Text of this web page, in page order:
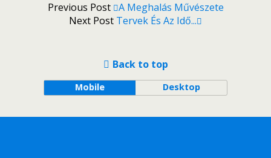
Previous Post A Meghalás Művészete
Next Post Tervek És Az Idő...
Back to top
Mobile Desktop